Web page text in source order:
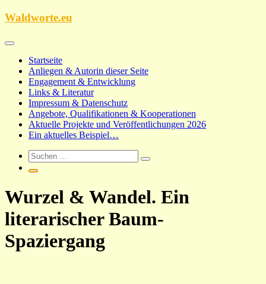
Zum
Waldworte.eu
Startseite
Anliegen & Autorin dieser Seite
Engagement & Entwicklung
Links & Literatur
Impressum & Datenschutz
Angebote, Qualifikationen & Kooperationen
Aktuelle Projekte und Veröffentlichungen 2026
Ein aktuelles Beispiel…
Wurzel & Wandel. Ein
literarischer Baum-
Spaziergang